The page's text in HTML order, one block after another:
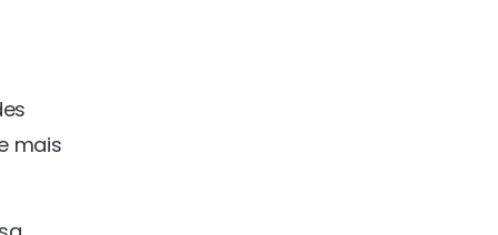
mais